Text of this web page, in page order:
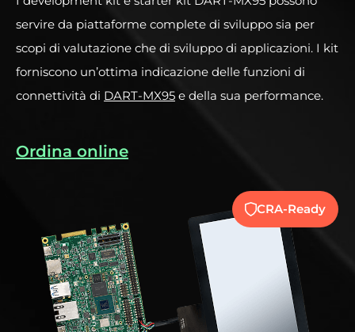
servire da piattaforme complete di sviluppo sia per
scopi di valutazione che di sviluppo di applicazioni. I kit
forniscono un’ottima indicazione delle funzioni di
connettività di DART-MX95 e della sua performance.
Ordina online
CRA-Ready